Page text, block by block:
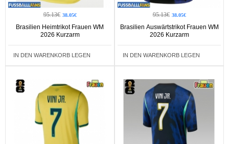
95.13€ 38.05€
Brasilien Heimtrikot Frauen WM
2026 Kurzarm
IN DEN WARENKORB LEGEN
95.13€ 38.05€
Brasilien Auswärtstrikot Frauen WM
2026 Kurzarm
IN DEN WARENKORB LEGEN